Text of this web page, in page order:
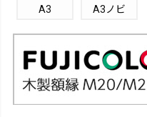
A3 A3ノビ